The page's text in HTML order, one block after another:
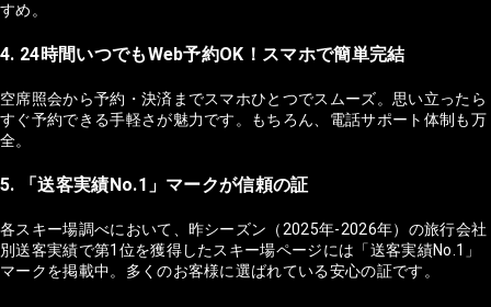
すめ。
4. 24時間いつでもWeb予約OK！スマホで簡単完結
空席照会から予約・決済までスマホひとつでスムーズ。思い立ったら
すぐ予約できる手軽さが魅力です。もちろん、電話サポート体制も万
全。
5. 「送客実績No.1」マークが信頼の証
各スキー場調べにおいて、昨シーズン（2025年-2026年）の旅行会社
別送客実績で第1位を獲得したスキー場ページには「送客実績No.1」
マークを掲載中。多くのお客様に選ばれている安心の証です。